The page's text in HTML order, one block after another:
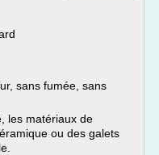
sans fumée, sans
les matériaux de
ou des galets